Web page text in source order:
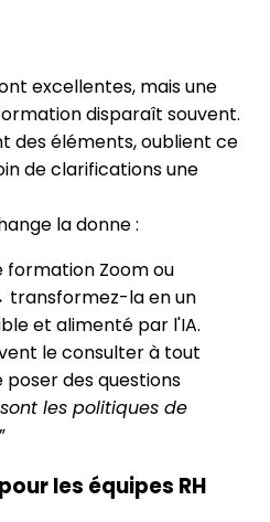
excellentes, mais une
disparaît souvent.
des éléments, oublient ce
de clarifications une
la donne :
Zoom ou
transformez-la en un
et alimenté par l'IA.
le consulter à tout
des questions
les politiques de
”
les équipes RH